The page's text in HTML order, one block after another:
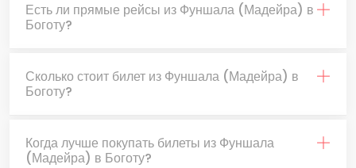
Есть ли прямые рейсы из Фуншала (Мадейра) в
Боготу?
Сколько стоит билет из Фуншала (Мадейра) в
Боготу?
Когда лучше покупать билеты из Фуншала
(Мадейра) в Боготу?